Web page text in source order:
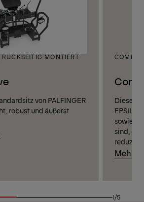
MONTIERT
von PALFINGER
robust und äußerst
Dieser
sowie
sind, die
Mehr
1/5